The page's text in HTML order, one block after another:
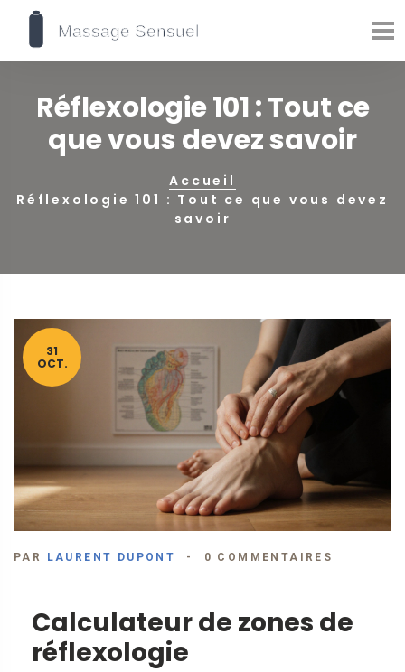
Réflexologie 101 : Tout ce
que vous devez savoir
Accueil
Réflexologie 101 : Tout ce que vous devez
savoir
31
OCT.
PAR LAURENT DUPONT 0 COMMENTAIRES
Calculateur de zones de
réflexologie